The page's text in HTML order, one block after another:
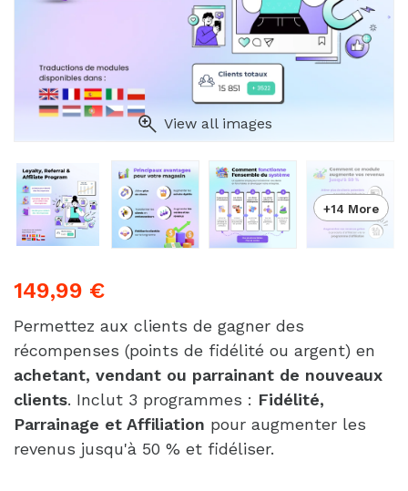
View all images
+14 More
149,99 €
Permettez aux clients de gagner des
achetant, vendant ou parrainant de nouveaux
clients. Inclut 3 programmes : Fidélité,
Parrainage et Affiliation pour augmenter les
revenus jusqu'à 50 % et fidéliser.